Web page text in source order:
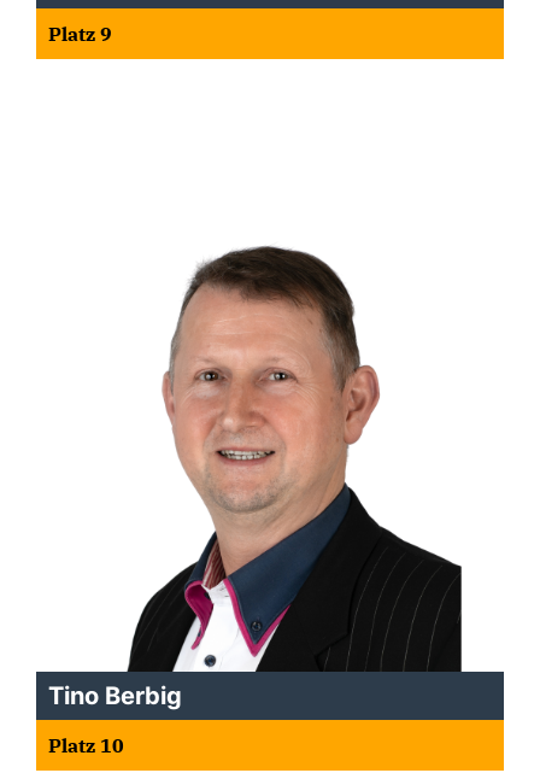
Platz 9
Tino Berbig
Platz 10